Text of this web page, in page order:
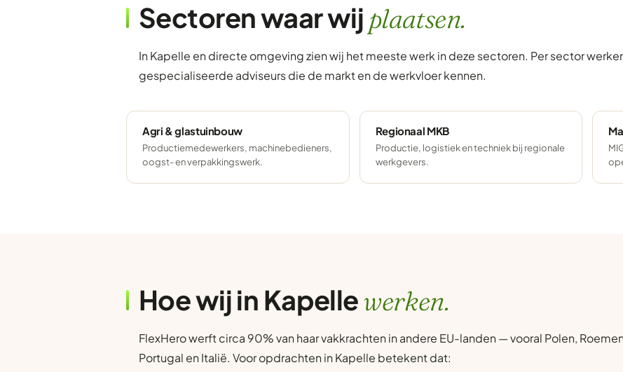
Sectoren waar wij plaatsen.
In Kapelle en directe omgeving zien wij het meeste werk in deze sectoren. Per sector
gespecialiseerde adviseurs die de markt en de werkvloer kennen.
Agri & glastuinbouw
Productiemedewerkers, machinebedieners,
oogst- en verpakkingswerk.
Regionaal MKB
Productie, logistiek en techniek bij regionale
werkgevers.
Hoe wij in Kapellewerken.
FlexHero werft circa 90% van haar vakkrachten in andere EU-landen — vooral Polen,
Portugal en Italië. Voor opdrachten in Kapelle betekent dat: